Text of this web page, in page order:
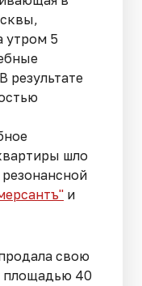
утром 5
результате
шло
и
свою
площадью 40